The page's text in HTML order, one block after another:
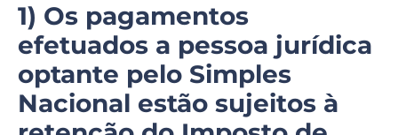
1) Os pagamentos
efetuados a pessoa jurídica
optante pelo Simples
Nacional estão sujeitos à
retenção do Imposto de